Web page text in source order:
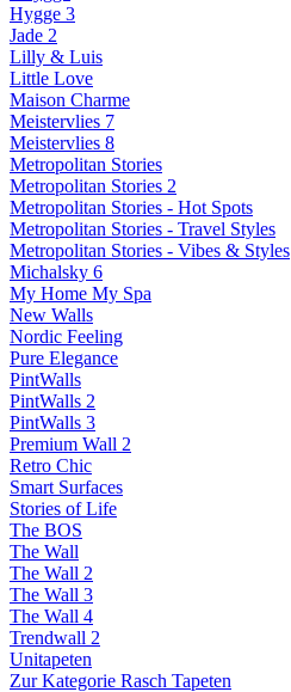
Hygge 3
Jade 2
Lilly & Luis
Little Love
Maison Charme
Meistervlies 7
Meistervlies 8
Metropolitan Stories
Metropolitan Stories 2
Metropolitan Stories - Hot Spots
Metropolitan Stories - Travel Styles
Metropolitan Stories - Vibes & Styles
Michalsky 6
My Home My Spa
New Walls
Nordic Feeling
Pure Elegance
PintWalls
PintWalls 2
PintWalls 3
Premium Wall 2
Retro Chic
Smart Surfaces
Stories of Life
The BOS
The Wall
The Wall 2
The Wall 3
The Wall 4
Trendwall 2
Unitapeten
Zur Kategorie Rasch Tapeten